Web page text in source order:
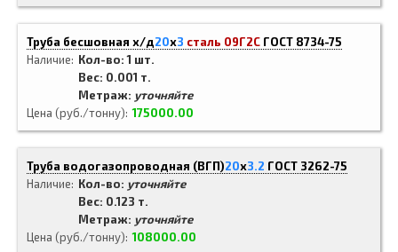
Труба бесшовная х/д20x3 сталь 09Г2С ГОСТ 8734-75
Наличие
Кол-во: 1 шт.
Вес: 0.001 т.
Метраж: уточняйте
Цена (руб./тонну) 175000.00
Труба водогазопроводная (ВГП)20x3.2 ГОСТ 3262-75
Наличие
Кол-во: уточняйте
Вес: 0.123 т.
Метраж: уточняйте
Цена (руб./тонну) 108000.00